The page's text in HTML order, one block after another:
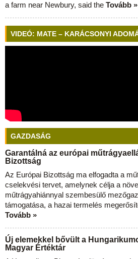
a farm near Newbury, said the Tovább »
VIDEÓ: MATE – KARÁCSONYI
GAZDASÁG
Garantálná az európai
Bizottság
Az Európai Bizottság ma elfogadta a
cselekvési tervet, amelynek célja a
műtrágyahiánnyal szembesülő
támogatása, a hazai termelés
Tovább »
Új elemekkel bővült a
Magyar Értéktár